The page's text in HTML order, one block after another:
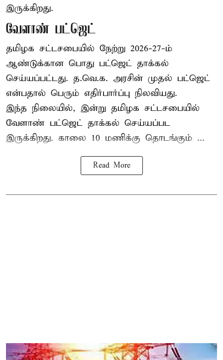
இருக்கிறது.
வேளாண் பட்ஜெட்
தமிழக சட்டசபையில் நேற்று 2026-27-ம்
ஆண்டுக்கான பொது பட்ஜெட் தாக்கல்
செய்யப்பட்டது. த.வெ.க. அரசின் முதல் பட்ஜெட்
என்பதால் பெரும் எதிர்பார்ப்பு நிலவியது.
இந்த நிலையில், இன்று தமிழக சட்டசபையில்
வேளாண் பட்ஜெட் தாக்கல் செய்யப்பட
இருக்கிறது. காலை 10 மணிக்கு தொடங்கும் ...
Read More